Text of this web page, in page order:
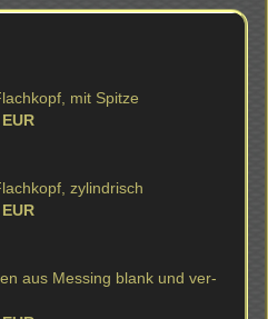
mit Spit­ze
zy­lin­drisch
aus Mes­sing blank und ver­